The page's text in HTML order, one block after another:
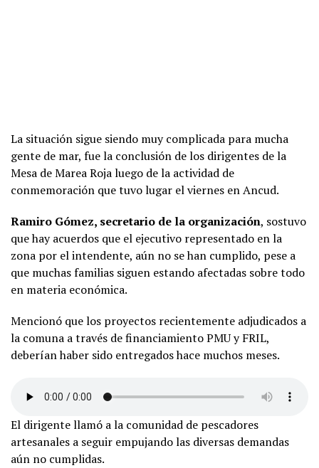
La situación sigue siendo muy complicada para mucha
gente de mar, fue la conclusión de los dirigentes de la
Mesa de Marea Roja luego de la actividad de
conmemoración que tuvo lugar el viernes en Ancud.
Ramiro Gómez, secretario de la organización, sostuvo
que hay acuerdos que el ejecutivo representado en la
zona por el intendente, aún no se han cumplido, pese a
que muchas familias siguen estando afectadas sobre todo
en materia económica.
Mencionó que los proyectos recientemente adjudicados a
la comuna a través de financiamiento PMU y FRIL,
deberían haber sido entregados hace muchos meses.
El dirigente llamó a la comunidad de pescadores
artesanales a seguir empujando las diversas demandas
aún no cumplidas.